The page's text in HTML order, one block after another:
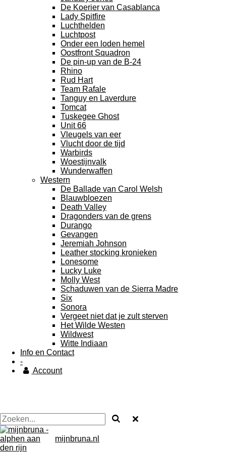
De Koerier van Casablanca
Lady Spitfire
Luchthelden
Luchtpost
Onder een loden hemel
Oostfront Squadron
De pin-up van de B-24
Rhino
Rud Hart
Team Rafale
Tanguy en Laverdure
Tomcat
Tuskegee Ghost
Unit 66
Vleugels van eer
Vlucht door de tijd
Warbirds
Woestijnvalk
Wunderwaffen
Western
De Ballade van Carol Welsh
Blauwbloezen
Death Valley
Dragonders van de grens
Durango
Gevangen
Jeremiah Johnson
Leather stocking kronieken
Lonesome
Lucky Luke
Molly West
Schaduwen van de Sierra Madre
Six
Sonora
Vergeet niet dat je zult sterven
Het Wilde Westen
Wildwest
Witte Indiaan
Info en Contact
-
Account
mijnbruna.nl